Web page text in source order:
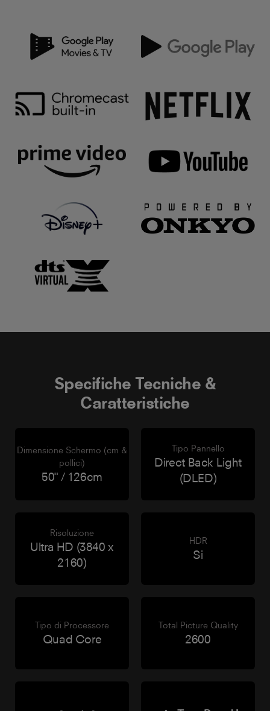
Specifiche Tecniche &
Caratteristiche
Dimensione Schermo (cm &
pollici)
50" / 126cm
Tipo Pannello
Direct Back Light
(DLED)
Risoluzione
Ultra HD (3840 x
2160)
HDR
Si
Tipo di Processore
Quad Core
Total Picture Quality
2600